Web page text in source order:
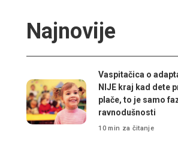
Najnovije
Vaspitačica o
NIJE kraj kad dete
plače, to je samo
ravnodušnosti
10 min za čitanje